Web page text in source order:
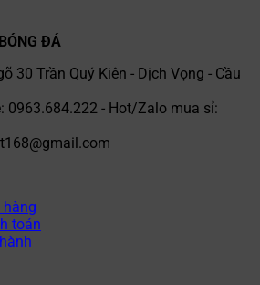
ĐÁ
30 Trần Quý Kiên - Dịch Vọng - Cầu
0963.684.222 - Hot/Zalo mua sỉ:
hàng
toán